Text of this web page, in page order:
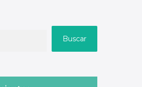
Buscar